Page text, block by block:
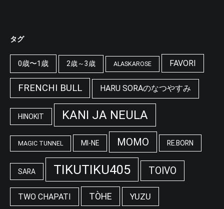
タグ
0歳〜1歳 2歳～3歳 ALASKAROSE FAVORI
FRENCHI BULL HARU SORAのなつやすみ
HINOKIT KANI JA NEULA
MAGIC TUNNEL MI-NE MOMO RE.BORN
SARA TIKUTIKU405 TOIVO
TWO CHAPATI TÒHE YUZU